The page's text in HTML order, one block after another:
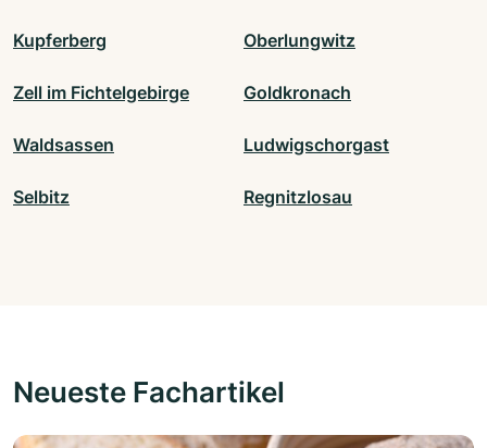
Kupferberg Oberlungwitz
Zell im Fichtelgebirge Goldkronach
Waldsassen Ludwigschorgast
Selbitz Regnitzlosau
Neueste Fachartikel